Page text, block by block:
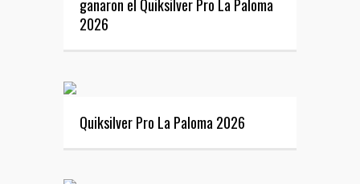
ganaron el Quiksilver Pro La Paloma
2026
Quiksilver Pro La Paloma 2026